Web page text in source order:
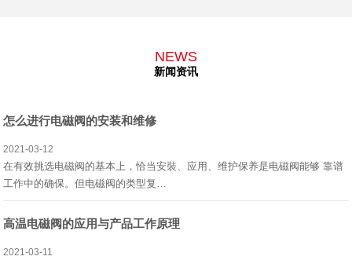
NEWS
新闻资讯
怎么进行电磁阀的安装和维修
2021-03-12
在有效挑选电磁阀的基本上，恰当安裝、应用、维护保养是电磁阀能够 靠谱
工作中的确保。但电磁阀的类型复…
高温电磁阀的应用与产品工作原理
2021-03-11